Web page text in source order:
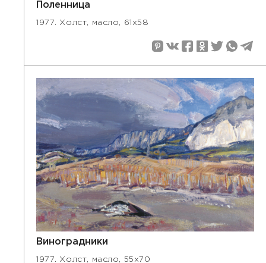
Поленница
1977. Холст, масло, 61х58
Виноградники
1977. Холст, масло, 55х70